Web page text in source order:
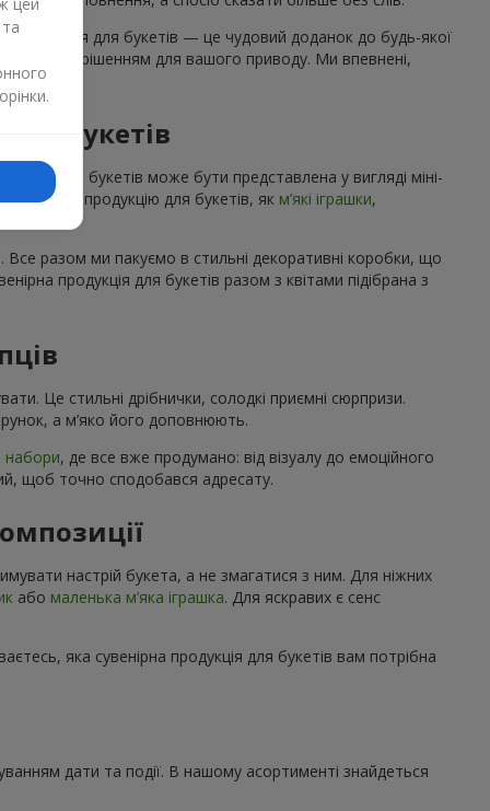
продукція для букетів — це чудовий доданок до будь-якої
рішенням для вашого приводу. Ми впевнені,
до букетів
для букетів може бути представлена у вигляді міні-
cувенірну продукцію для букетів, як м’які іграшки,
разом ми пакуємо в стильні декоративні коробки, що
продукція для букетів разом з квітами підібрана з
Це стильні дрібнички, солодкі приємні сюрпризи.
а м’яко його доповнюють.
набори, де все вже продумано: від візуалу до емоційного
щоб точно сподобався адресату.
настрій букета, а не змагатися з ним. Для ніжних
або маленька м’яка іграшка. Для яскравих є сенс
яка сувенірна продукція для букетів вам потрібна
дати та події. В нашому асортименті знайдеться